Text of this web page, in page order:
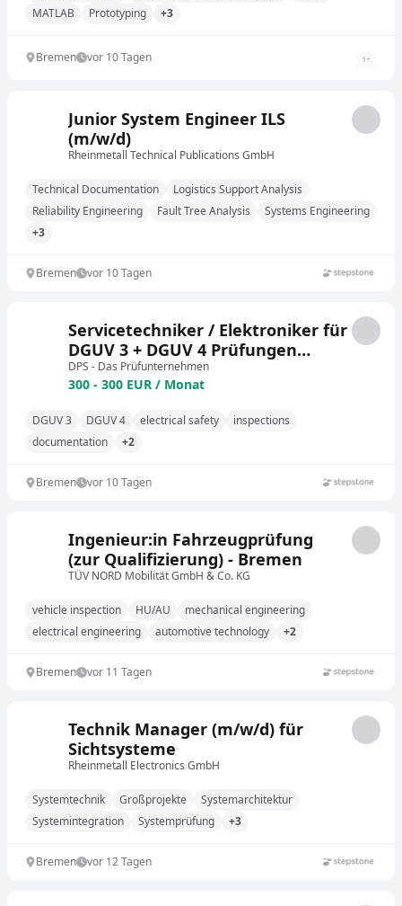
MATLAB
Prototyping +3
Bremen vor 10 Tagen 1+
Junior System Engineer ILS
(m/w/d)
Rheinmetall Technical Publications GmbH
Technical Documentation
Logistics Support Analysis
Reliability Engineering
Fault Tree Analysis
Systems Engineering
+3
Bremen vor 10 Tagen
Servicetechniker / Elektroniker für
DGUV 3 + DGUV 4 Prüfungen
(m/w/d)
DPS - Das Prüfunternehmen
300 - 300 EUR / Monat
DGUV 3 DGUV 4 electrical safety
inspections
documentation
+2
Bremen vor 10 Tagen
Ingenieur:in Fahrzeugprüfung
(zur Qualifizierung) - Bremen
TÜV NORD Mobilität GmbH & Co. KG
vehicle inspection HU/AU
mechanical engineering
electrical engineering
automotive technology +2
Bremen vor 11 Tagen
Technik Manager (m/w/d) für
Sichtsysteme
Rheinmetall Electronics GmbH
Systemtechnik Großprojekte
Systemarchitektur
Systemintegration
Systemprüfung +3
Bremen vor 12 Tagen